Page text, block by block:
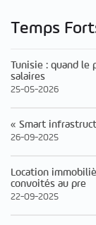
Temps
Tunisie : quand le
salaires
25-05-2026
« Smart
26-09-2025
Location
convoités au pre
22-09-2025